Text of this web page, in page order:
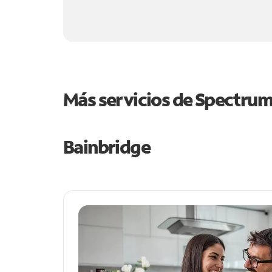
Más servicios de
Bainbridge